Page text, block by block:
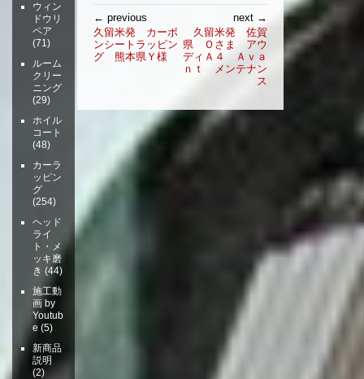
稿
ナ
ビ
シ
← previous
久留米発 カーボ
ンシートラッピン
グ 熊本県Ｙ様
next →
久留米発 佐賀
県 Ｏさま アウ
ディＡ４ Ａｖａ
ｎｔ メンテナン
ス
ウィン
ドウリ
ペア
(71)
ルーム
クリー
ニング
(29)
ホイル
コート
(48)
カーラ
ッピン
グ
(254)
ヘッド
ライ
ト・メ
ッキ磨
き (44)
施工動
画 by
Youtub
e (5)
新商品
説明
(2)